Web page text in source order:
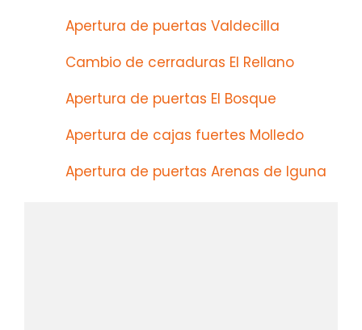
Apertura de puertas Valdecilla
Cambio de cerraduras El Rellano
Apertura de puertas El Bosque
Apertura de cajas fuertes Molledo
Apertura de puertas Arenas de Iguna